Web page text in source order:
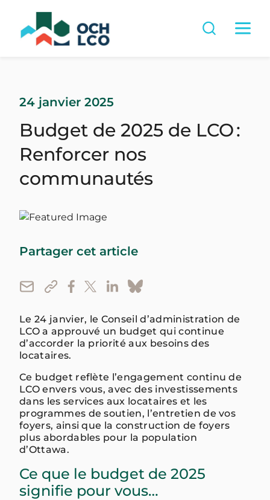
24 janvier 2025
Budget de 2025 de LCO :
Renforcer nos
communautés
Partager cet article
Le 24 janvier, le Conseil d’administration de
LCO a approuvé un budget qui continue
d’accorder la priorité aux besoins des
locataires.
Ce budget reflète l’engagement continu de
LCO envers vous, avec des investissements
dans les services aux locataires et les
programmes de soutien, l’entretien de vos
foyers, ainsi que la construction de foyers
plus abordables pour la population
d’Ottawa.
Ce que le budget de 2025
signifie pour vous…